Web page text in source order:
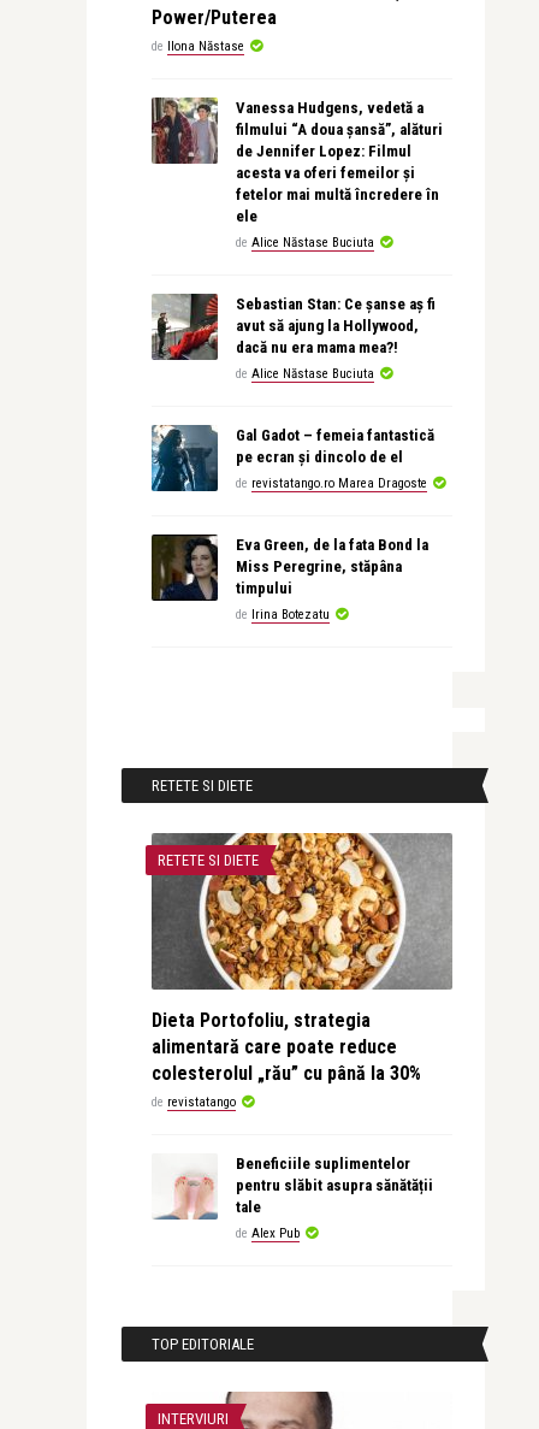
Power/Puterea
de Ilona Năstase
Vanessa Hudgens, vedetă a
filmului “A doua șansă”, alături
de Jennifer Lopez: Filmul
acesta va oferi femeilor și
fetelor mai multă încredere în
ele
de Alice Năstase Buciuta
Sebastian Stan: Ce șanse aș fi
avut să ajung la Hollywood,
dacă nu era mama mea?!
de Alice Năstase Buciuta
Gal Gadot – femeia fantastică
pe ecran și dincolo de el
de revistatango.ro Marea Dragoste
Eva Green, de la fata Bond la
Miss Peregrine, stăpâna
timpului
de Irina Botezatu
RETETE SI DIETE
RETETE SI DIETE
Dieta Portofoliu, strategia
alimentară care poate reduce
colesterolul „rău” cu până la 30%
de revistatango
Beneficiile suplimentelor
pentru slăbit asupra sănătății
tale
de Alex Pub
TOP EDITORIALE
INTERVIURI